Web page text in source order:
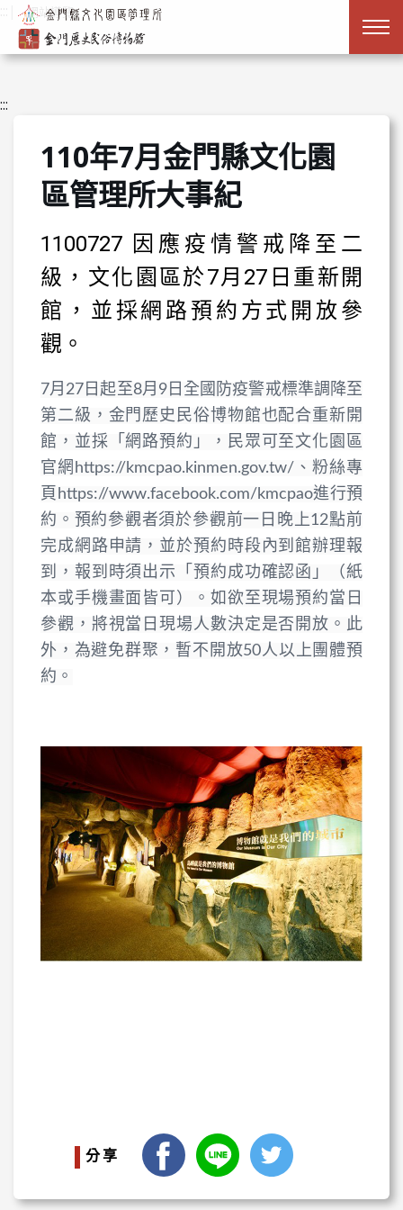
跳到主要內容
網站導覽
:::
110年7月金門縣文化園
區管理所大事紀
1100727 因應疫情警戒降至二
級，文化園區於7月27日重新開
館，並採網路預約方式開放參
觀。
7月27日起至8月9日全國防疫警戒標準調降至
第二級，金門歷史民俗博物館也配合重新開
館，並採「網路預約」，民眾可至文化園區
官網https://kmcpao.kinmen.gov.tw/、粉絲專
頁https://www.facebook.com/kmcpao進行預
約。預約參觀者須於參觀前一日晚上12點前
完成網路申請，並於預約時段內到館辦理報
到，報到時須出示「預約成功確認函」（紙
本或手機畫面皆可）。如欲至現場預約當日
參觀，將視當日現場人數決定是否開放。此
外，為避免群聚，暫不開放50人以上團體預
約。
分享 facebookLINE